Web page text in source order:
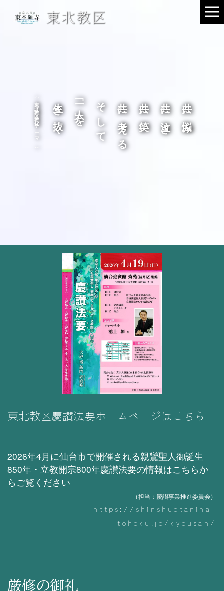
共に悩み
共に泣き
共に笑い
共に考える
そして
「一人」を
生き抜く
（東北教区教化テーマ）
東北教区慶讃法要ホームページはこちら
2026年4月に仙台市で開催される親鸞聖人御誕生
850年・立教開宗800年慶讃法要の情報はこちらか
らご覧ください
（担当：慶讃事業推進委員会）
https://shinshuotaniha-
tohoku.jp/kyousan/
厳修の御礼